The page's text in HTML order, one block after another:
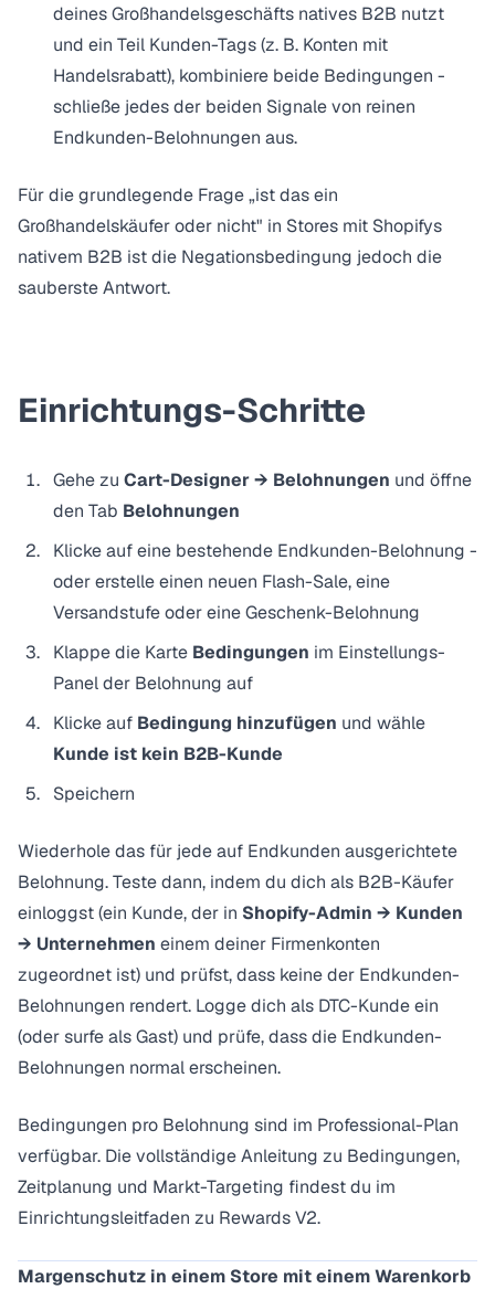
deines Großhandelsgeschäfts natives B2B nutzt
und ein Teil Kunden-Tags (z. B. Konten mit
Handelsrabatt), kombiniere beide Bedingungen -
schließe jedes der beiden Signale von reinen
Endkunden-Belohnungen aus.
Für die grundlegende Frage „ist das ein
Großhandelskäufer oder nicht" in Stores mit Shopifys
nativem B2B ist die Negationsbedingung jedoch die
sauberste Antwort.
Einrichtungs-Schritte
Gehe zu Cart-Designer → Belohnungen und öffne
den Tab Belohnungen
Klicke auf eine bestehende Endkunden-Belohnung -
oder erstelle einen neuen Flash-Sale, eine
Versandstufe oder eine Geschenk-Belohnung
Klappe die Karte Bedingungen im Einstellungs-
Panel der Belohnung auf
Klicke auf Bedingung hinzufügen und wähle
Kunde ist kein B2B-Kunde
Speichern
Wiederhole das für jede auf Endkunden ausgerichtete
Belohnung. Teste dann, indem du dich als B2B-Käufer
einloggst (ein Kunde, der in Shopify-Admin → Kunden
→ Unternehmen einem deiner Firmenkonten
zugeordnet ist) und prüfst, dass keine der Endkunden-
Belohnungen rendert. Logge dich als DTC-Kunde ein
(oder surfe als Gast) und prüfe, dass die Endkunden-
Belohnungen normal erscheinen.
Bedingungen pro Belohnung sind im Professional-Plan
verfügbar. Die vollständige Anleitung zu Bedingungen,
Zeitplanung und Markt-Targeting findest du im
Einrichtungsleitfaden zu Rewards V2.
Margenschutz in einem Store mit einem Warenkorb